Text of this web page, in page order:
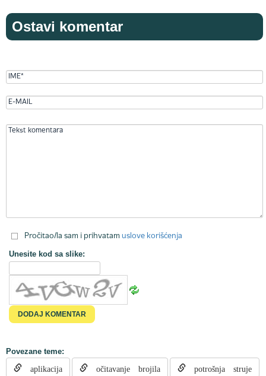
Ostavi komentar
Pročitao/la sam i prihvatam uslove korišćenja
Unesite kod sa slike:
Povezane teme:
aplikacija očitavanje brojila potrošnja struje